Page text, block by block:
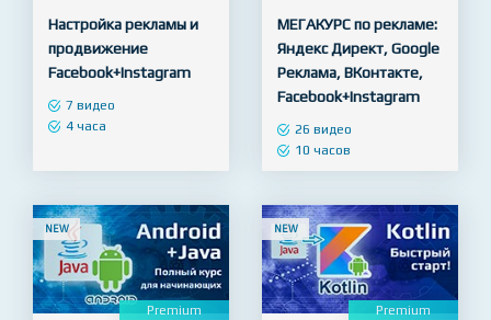
Premium
    
     5
Настройка рекламы и
продвижение
Facebook+Instagram
Premium
    
     5
МЕГАКУРС по рекламе:
Яндекс Директ, Google
Реклама, ВКонтакте,
Facebook+Instagram
10 часов
NEW NEW